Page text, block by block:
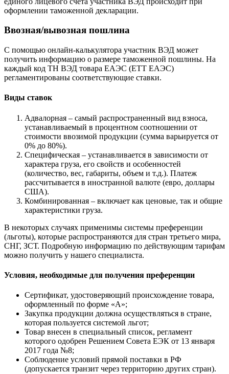
оформлении таможенной декларации.
Ввозная/вывозная пошлина
С помощью онлайн-калькулятора участник ВЭД может
получить информацию о размере таможенной пошлины. На
каждый код ТН ВЭД товара ЕАЭС (ЕТТ ЕАЭС)
регламентированы соответствующие ставки.
Виды ставок
Адвалорная – самый распространенный вид взноса,
устанавливаемый в процентном соотношении от
стоимости ввозимой продукции (сумма варьируется от
0% до 80%).
Специфическая – устанавливается в зависимости от
характера груза, его свойств и особенностей
(количество, вес, габариты, объем и т.д.). Платеж
рассчитывается в иностранной валюте (евро, доллары
США).
Комбинированная – включает как ценовые, так и общие
характеристики груза.
В некоторых случаях применимы системы преференции
(льготы), которые распространяются для стран третьего мира,
СНГ, ЗСТ. Подробную информацию по действующим тарифам
можно получить у нашего специалиста.
Условия, необходимые для получения преференции
Сертификат, удостоверяющий происхождение товара,
оформленный по форме «А»;
Закупка продукции должна осуществляться в стране,
которая пользуется системой льгот;
Товар внесен в специальный список, регламент
которого одобрен Решением Совета ЕЭК от 13 января
2017 года №8;
Соблюдение условий прямой поставки в РФ
(допускается транзит через территорию других стран).